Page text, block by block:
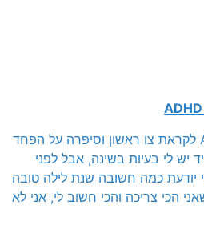
ADHD
השבוע הגיעה אלי נערה בת 17 עם ADHD לקראת צו ראשון וסיפרה על הפחד
יש לי בעיות בשינה, אבל לפני
יודעת כמה חשובה שנת לילה טובה
הכי צריכה והכי חשוב לי, אני לא